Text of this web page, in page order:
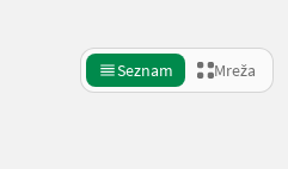
Seznam Mreža